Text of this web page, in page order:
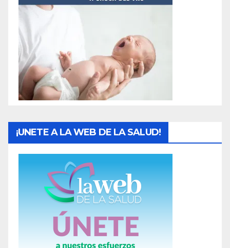
¡UNETE A LA WEB DE LA SALUD!